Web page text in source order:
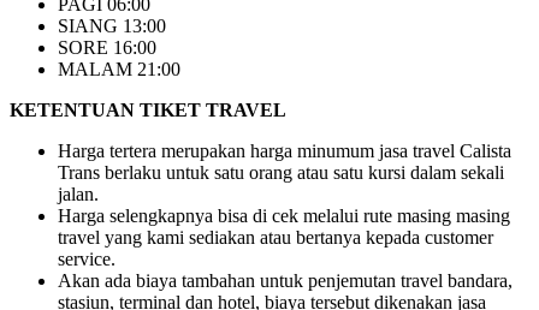
PAGI 06:00
SIANG 13:00
SORE 16:00
MALAM 21:00
KETENTUAN TIKET TRAVEL
Harga tertera merupakan harga minumum jasa travel Calista
Trans berlaku untuk satu orang atau satu kursi dalam sekali
jalan.
Harga selengkapnya bisa di cek melalui rute masing masing
travel yang kami sediakan atau bertanya kepada customer
service.
Akan ada biaya tambahan untuk penjemutan travel bandara,
stasiun, terminal dan hotel, biaya tersebut dikenakan jasa